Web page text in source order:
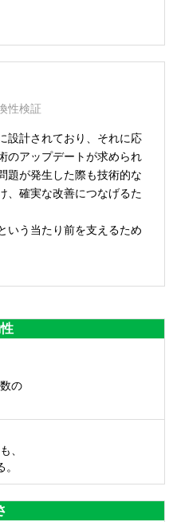
性検証
設計されており、それに応
のアップデートが求められ
題が発生した際も技術的な
、確実な改善につなげるた
いう当たり前を支えるため
の
、